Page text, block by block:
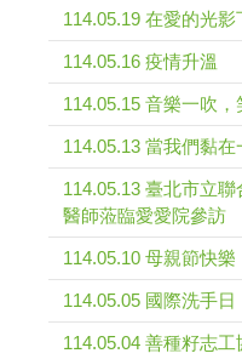
114.05.19 在愛的光影
114.05.16 疫情升溫
114.05.15 音樂一吹，
114.05.13 當我們黏在
114.05.13 臺北市立
醫師蒞臨愛愛院參訪
114.05.10 母親節快樂
114.05.05 國際洗手日
114.05.04 善種籽志工